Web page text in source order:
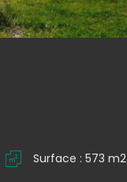
Surface : 573 m2